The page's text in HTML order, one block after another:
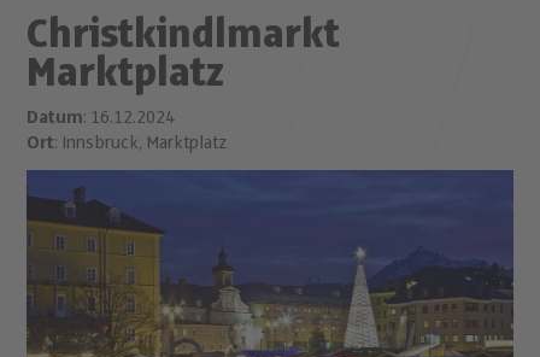
Christkindlmarkt
Marktplatz
Datum: 16.12.2024
Ort: Innsbruck, Marktplatz